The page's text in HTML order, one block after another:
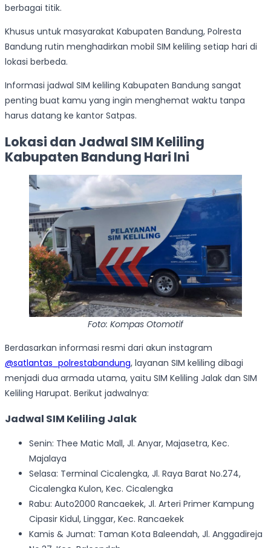
berbagai titik.
Khusus untuk masyarakat Kabupaten Bandung, Polresta
Bandung rutin menghadirkan mobil SIM keliling setiap hari di
lokasi berbeda.
Informasi jadwal SIM keliling Kabupaten Bandung sangat
penting buat kamu yang ingin menghemat waktu tanpa
harus datang ke kantor Satpas.
Lokasi dan Jadwal SIM Keliling
Kabupaten Bandung Hari Ini
Foto: Kompas Otomotif
Berdasarkan informasi resmi dari akun instagram
@satlantas_polrestabandung, layanan SIM keliling dibagi
menjadi dua armada utama, yaitu SIM Keliling Jalak dan SIM
Keliling Harupat. Berikut jadwalnya:
Jadwal SIM Keliling Jalak
Senin: Thee Matic Mall, Jl. Anyar, Majasetra, Kec.
Majalaya
Selasa: Terminal Cicalengka, Jl. Raya Barat No.274,
Cicalengka Kulon, Kec. Cicalengka
Rabu: Auto2000 Rancaekek, Jl. Arteri Primer Kampung
Cipasir Kidul, Linggar, Kec. Rancaekek
Kamis & Jumat: Taman Kota Baleendah, Jl. Anggadireja